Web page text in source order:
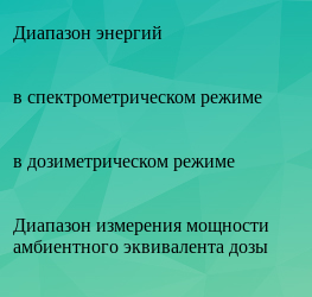
Диапазон энергий
в спектрометрическом режиме
в дозиметрическом режиме
Диапазон измерения мощности
амбиентного эквивалента дозы